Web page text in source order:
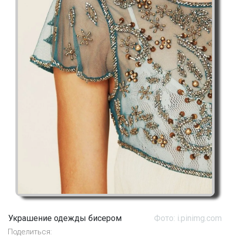
Украшение одежды бисером Фото: i.pinimg.com
Поделиться: